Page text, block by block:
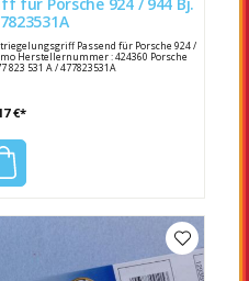
477823531A
Passend für Porsche 924 /
Herstellernummer : 424360 Porsche
531 A / 477823531A
€*